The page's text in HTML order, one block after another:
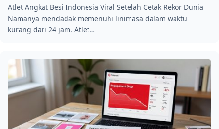
Atlet Angkat Besi Indonesia Viral Setelah Cetak Rekor Dunia
Namanya mendadak memenuhi linimasa dalam waktu
kurang dari 24 jam. Atlet…